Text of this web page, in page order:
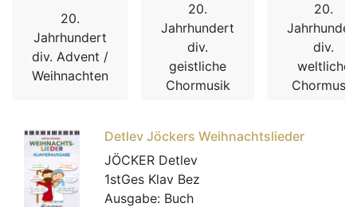
20.
Jahrhundert
div. Advent /
Weihnachten
20.
Jahrhundert
div.
geistliche
Chormusik
20.
div.
weltliche
Chormusik
Detlev Jöckers Weihnachtslieder
JÖCKER Detlev
1stGes Klav Bez
Ausgabe: Buch